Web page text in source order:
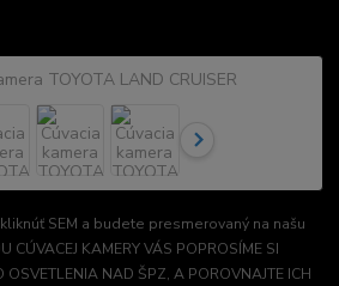
SEM a budete presmerovaný na našu
KAMERY VÁS POPROSÍME SI
OSVETLENIA NAD ŠPZ, A POROVNAJTE ICH